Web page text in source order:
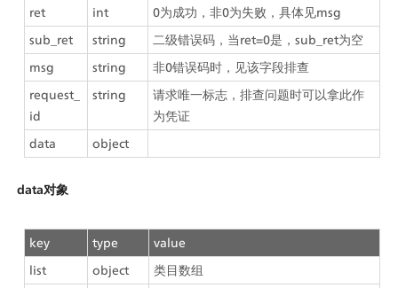
ret
int
0为成功，非0为失败，具体见msg
sub_ret
string
二级错误码，当ret=0是，sub_ret为空
msg
string
非0错误码时，见该字段排查
request_
id
string
请求唯一标志，排查问题时可以拿此作
为凭证
data
object
data对象
key type
value
list
object
类目数组